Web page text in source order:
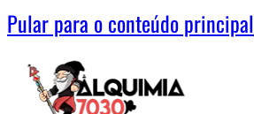
Pular para o conteúdo principal